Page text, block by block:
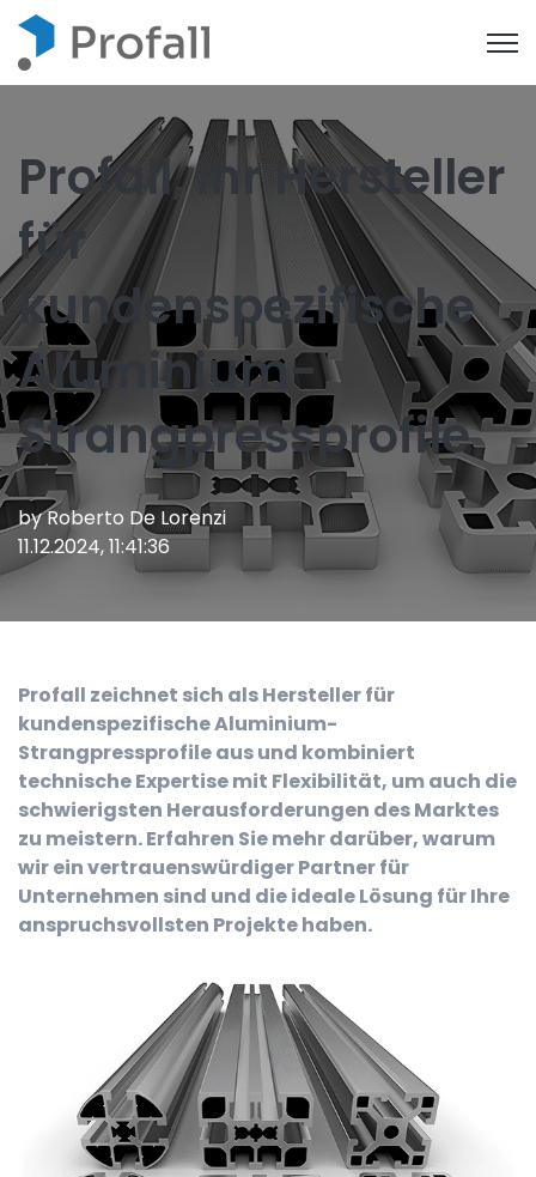
Profall, Ihr Hersteller
für
kundenspezifische
Aluminium-
Strangpressprofile
byRoberto De Lorenzi
11.12.2024, 11:41:36
Profall zeichnet sich als Hersteller für
kundenspezifische Aluminium-
Strangpressprofile aus und kombiniert
technische Expertise mit Flexibilität, um auch die
schwierigsten Herausforderungen des Marktes
zu meistern. Erfahren Sie mehr darüber, warum
wir ein vertrauenswürdiger Partner für
Unternehmen sind und die ideale Lösung für Ihre
anspruchsvollsten Projekte haben.